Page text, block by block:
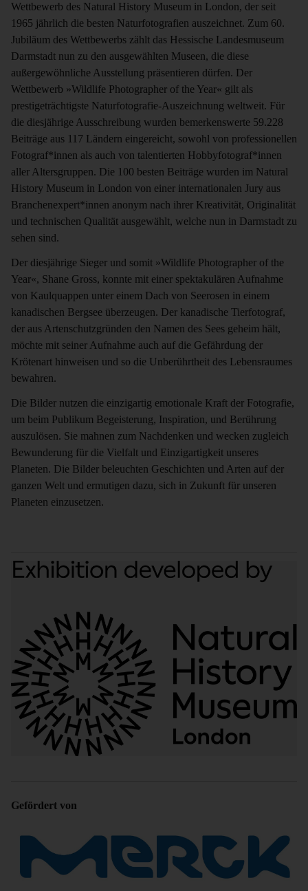
Wettbewerb des Natural History Museum in London, der seit
1965 jährlich die besten Naturfotografien auszeichnet. Zum 60.
Jubiläum des Wettbewerbs zählt das Hessische Landesmuseum
Darmstadt nun zu den ausgewählten Museen, die diese
außergewöhnliche Ausstellung präsentieren dürfen. Der
Wettbewerb »Wildlife Photographer of the Year« gilt als
prestigeträchtigste Naturfotografie-Auszeichnung weltweit. Für
die diesjährige Ausschreibung wurden bemerkenswerte 59.228
Beiträge aus 117 Ländern eingereicht, sowohl von professionellen
Fotograf*innen als auch von talentierten Hobbyfotograf*innen
aller Altersgruppen. Die 100 besten Beiträge wurden im Natural
History Museum in London von einer internationalen Jury aus
Branchenexpert*innen anonym nach ihrer Kreativität, Originalität
und technischen Qualität ausgewählt, welche nun in Darmstadt zu
sehen sind.
Der diesjährige Sieger und somit »Wildlife Photographer of the
Year«, Shane Gross, konnte mit einer spektakulären Aufnahme
von Kaulquappen unter einem Dach von Seerosen in einem
kanadischen Bergsee überzeugen. Der kanadische Tierfotograf,
der aus Artenschutzgründen den Namen des Sees geheim hält,
möchte mit seiner Aufnahme auch auf die Gefährdung der
Krötenart hinweisen und so die Unberührtheit des Lebensraumes
bewahren.
Die Bilder nutzen die einzigartig emotionale Kraft der Fotografie,
um beim Publikum Begeisterung, Inspiration, und Berührung
auszulösen. Sie mahnen zum Nachdenken und wecken zugleich
Bewunderung für die Vielfalt und Einzigartigkeit unseres
Planeten. Die Bilder beleuchten Geschichten und Arten auf der
ganzen Welt und ermutigen dazu, sich in Zukunft für unseren
Planeten einzusetzen.
Gefördert von